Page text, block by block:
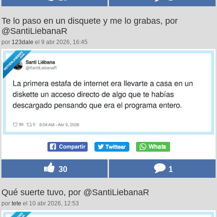
Te lo paso en un disquete y me lo grabas, por
@SantiLiebanaR
por 123dale el 9 abr 2026, 16:45
30 1
Qué suerte tuvo, por @SantiLiebanaR
por tete el 10 abr 2026, 12:53